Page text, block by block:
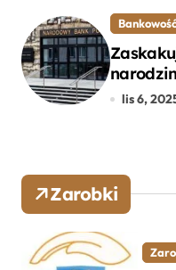
Bankowość
lis 6,
Zarobki